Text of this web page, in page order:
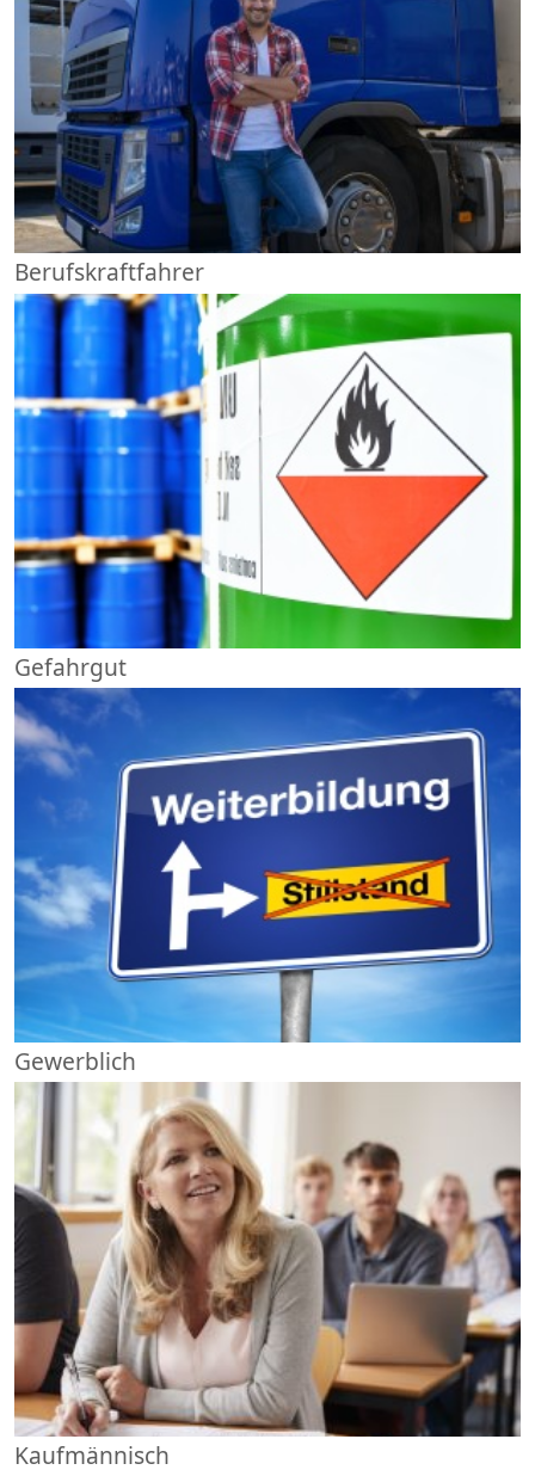
Berufskraftfahrer
Gefahrgut
Gewerblich
Kaufmännisch